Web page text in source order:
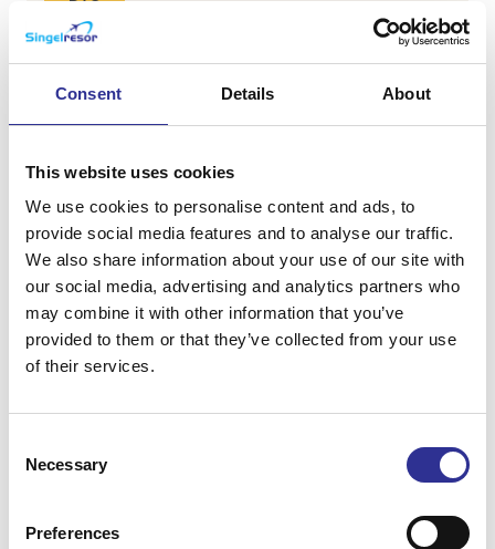
Consent Details About
This website uses cookies
We use cookies to personalise content and ads, to
provide social media features and to analyse our traffic.
We also share information about your use of our site with
our social media, advertising and analytics partners who
may combine it with other information that you’ve
provided to them or that they’ve collected from your use
of their services.
Selection
Necessary
Preferences
DAG
12
13
Söndag, 29 november
14
Ledig dag
Måndag, 30 november
Hemresa